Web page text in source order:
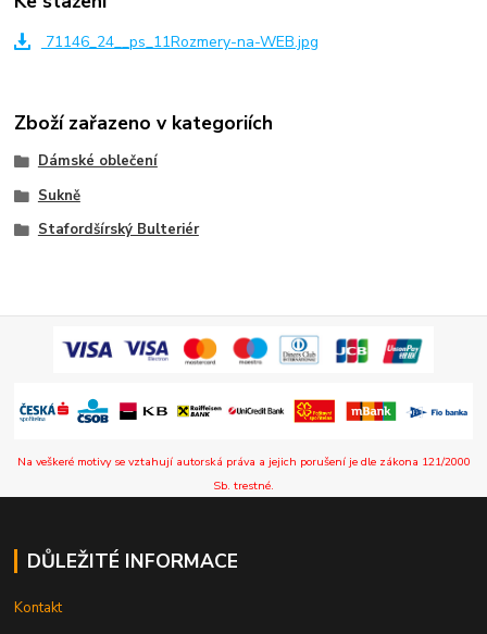
71146_24__ps_11Rozmery-na-WEB.jpg
Zboží zařazeno v kategoriích
Dámské oblečení
Sukně
Stafordšírský Bulteriér
Na veškeré motivy se vztahují autorská práva a jejich porušení je dle zákona 121/2000
Sb. trestné.
DŮLEŽITÉ INFORMACE
Kontakt